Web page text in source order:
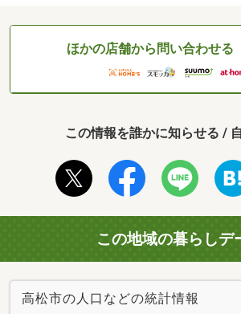
ほかの店舗から問い合わせる
この情報を誰かに知らせる /
この地域の暮らしデ
高松市の人口などの統計情報